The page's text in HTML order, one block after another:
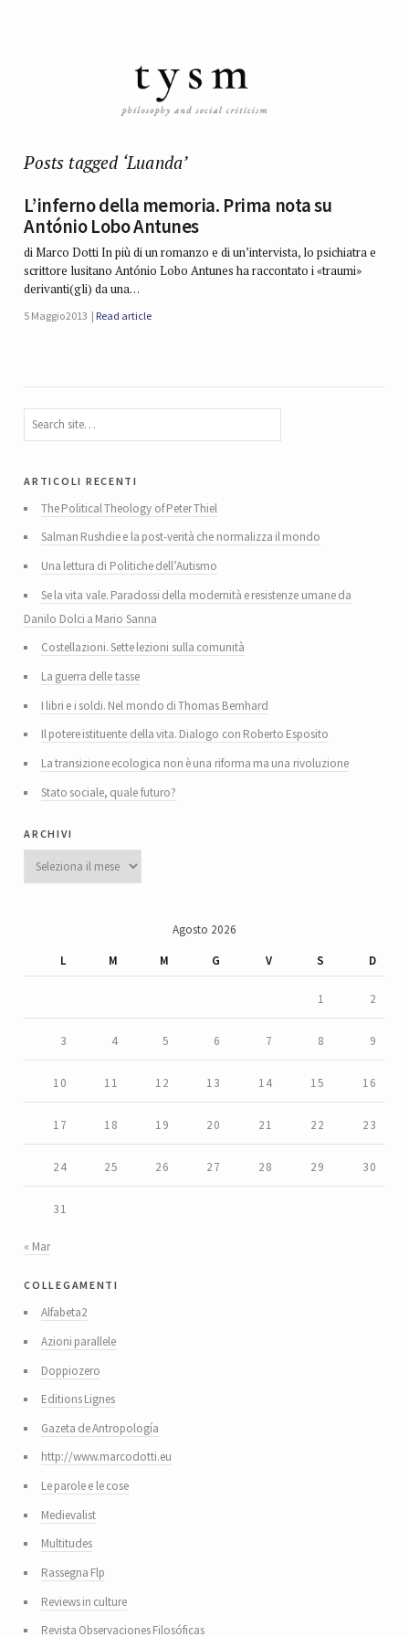
Posts tagged ‘Luanda’
L’inferno della memoria. Prima nota su
António Lobo Antunes
di Marco Dotti In più di un romanzo e di un’intervista, lo psichiatra e
scrittore lusitano António Lobo Antunes ha raccontato i «traumi»
derivanti(gli) da una…
5 Maggio 2013 Read article
articoli recenti
The Political Theology of Peter Thiel
Salman Rushdie e la post-verità che normalizza il mondo
Una lettura di Politiche dell’Autismo
Se la vita vale. Paradossi della modernità e resistenze umane da
Danilo Dolci a Mario Sanna
Costellazioni. Sette lezioni sulla comunità
La guerra delle tasse
I libri e i soldi. Nel mondo di Thomas Bernhard
Il potere istituente della vita. Dialogo con Roberto Esposito
La transizione ecologica non è una riforma ma una rivoluzione
Stato sociale, quale futuro?
archivi
Archivi
Agosto 2026
L
M M G V S D
1 2
3 4 5 6 7 8 9
10 11 12 13 14 15 16
17 18 19 20 21 22 23
24 25 26 27 28 29 30
31
« Mar
collegamenti
Alfabeta2
Azioni parallele
Doppiozero
Editions Lignes
Gazeta de Antropología
http://www.marcodotti.eu
Le parole e le cose
Medievalist
Multitudes
Rassegna Flp
Reviews in culture
Revista Observaciones Filosóficas